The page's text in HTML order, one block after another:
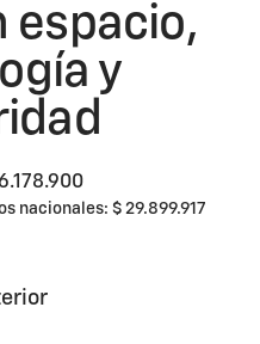
espacio,
y
nacionales: $ 29.899.917